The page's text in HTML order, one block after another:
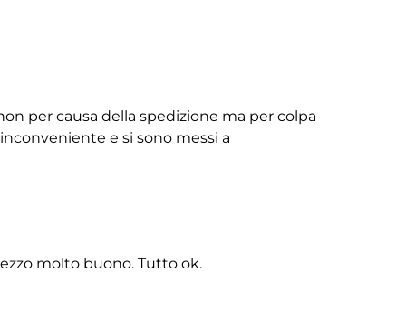
per causa della spedizione ma per colpa
e si sono messi a
molto buono. Tutto ok.